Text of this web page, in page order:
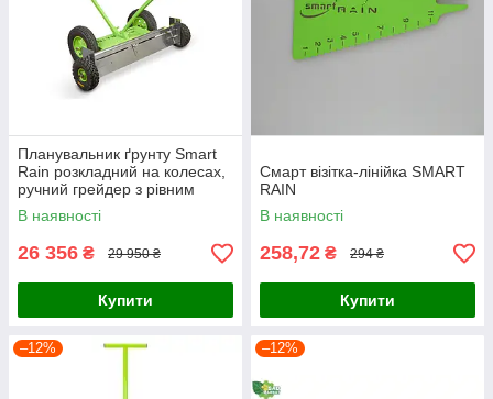
Планувальник ґрунту Smart
Rain розкладний на колесах,
ручний грейдер з рівним
лезом 120–220 см
В наявності
26 356 ₴ 29 950 ₴
Купити
Смарт візітка-лінійка SMART
RAIN
В наявності
258,72 ₴ 294 ₴
Купити
–12% –12%